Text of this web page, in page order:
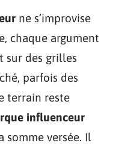
ne s’improvise
chaque argument
sur des grilles
parfois des
terrain reste
influenceur
somme versée. Il